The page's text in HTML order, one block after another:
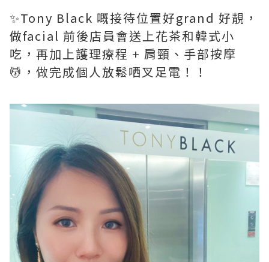
✨Tony Black 嘅接待位置好grand 好靚，
做facial 前後店員會送上花茶和韓式小
吃，再加上護理療程 + 肩頸、手部按摩
💆，做完成個人放鬆哂叉足電！！